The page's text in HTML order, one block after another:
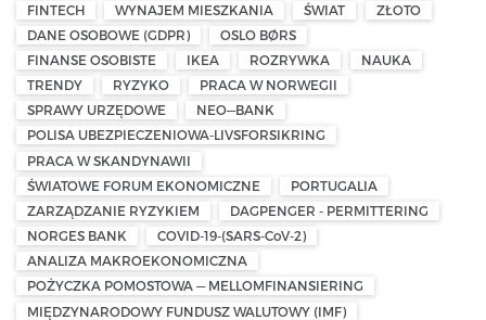
FINTECH
WYNAJEM MIESZKANIA ŚWIAT
ZŁOTO
DANE OSOBOWE (GDPR)
OSLO BØRS
FINANSE OSOBISTE
IKEA ROZRYWKA
NAUKA
TRENDY
RYZYKO
PRACA W NORWEGII
SPRAWY URZĘDOWE
NEO—BANK
POLISA UBEZPIECZENIOWA-LIVSFORSIKRING
PRACA W SKANDYNAWII
ŚWIATOWE FORUM EKONOMICZNE
PORTUGALIA
ZARZĄDZANIE RYZYKIEM
DAGPENGER - PERMITTERING
NORGES BANK
COVID-19-(SARS-CoV-2)
ANALIZA MAKROEKONOMICZNA
POŻYCZKA POMOSTOWA — MELLOMFINANSIERING
MIĘDZYNARODOWY FUNDUSZ WALUTOWY (IMF)